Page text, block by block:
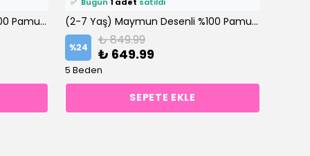
(2-7 Yaş) Yazı Baskılı Şortlu %100 Pamuklu Şortlu Altüst Takım (2-7 Yaş) Maymun Desenli %100 Pamuklu Şortlu Altüst Takım
%24 ₺ 849.99
₺ 649.99
5 Beden
SEPETE EKLE